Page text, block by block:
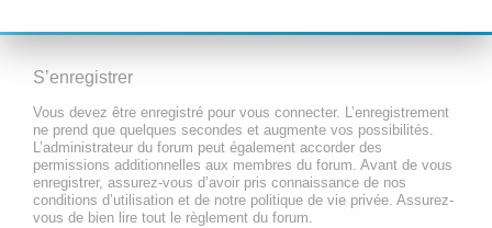
S’enregistrer
Vous devez être enregistré pour vous connecter. L’enregistrement
ne prend que quelques secondes et augmente vos possibilités.
L’administrateur du forum peut également accorder des
permissions additionnelles aux membres du forum. Avant de vous
enregistrer, assurez-vous d’avoir pris connaissance de nos
conditions d’utilisation et de notre politique de vie privée. Assurez-
vous de bien lire tout le règlement du forum.